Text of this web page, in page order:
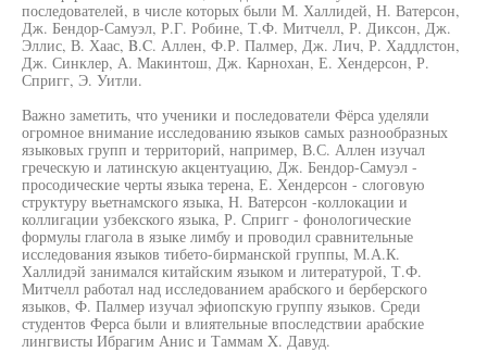
последователей, в числе которых были М. Халлидей, Н. Ватерсон,
Дж. Бендор-Самуэл, Р.Г. Робине, Т.Ф. Митчелл, Р. Диксон, Дж.
Эллис, В. Хаас, B.C. Аллен, Ф.Р. Палмер, Дж. Лич, Р. Хаддлстон,
Дж. Синклер, А. Макинтош, Дж. Карнохан, Е. Хендерсон, Р.
Спригг, Э. Уитли.
Важно заметить, что ученики и последователи Фёрса уделяли
огромное внимание исследованию языков самых разнообразных
языковых групп и территорий, например, В.С. Аллен изучал
греческую и латинскую акцентуацию, Дж. Бендор-Самуэл -
просодические черты языка терена, Е. Хендерсон - слоговую
структуру вьетнамского языка, Н. Ватерсон -коллокации и
коллигации узбекского языка, Р. Спригг - фонологические
формулы глагола в языке лимбу и проводил сравнительные
исследования языков тибето-бирманской группы, М.А.К.
Халлидэй занимался китайским языком и литературой, Т.Ф.
Митчелл работал над исследованием арабского и берберского
языков, Ф. Палмер изучал эфиопскую группу языков. Среди
студентов Ферса были и влиятельные впоследствии арабские
лингвисты Ибрагим Анис и Таммам X. Давуд.